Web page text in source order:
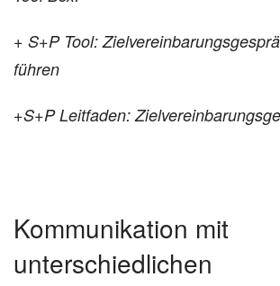
+ S+P Tool:
führen
+S+P Leitfaden:
Kommunikation mit
unterschiedlichen